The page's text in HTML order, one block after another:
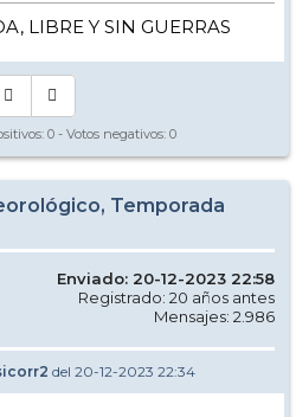
LIBRE Y SIN GUERRAS
0 - Votos negativos: 0
Temporada
Enviado: 20-12-2023 22:58
Registrado: 20 años antes
Mensajes: 2.986
del 20-12-2023 22:34